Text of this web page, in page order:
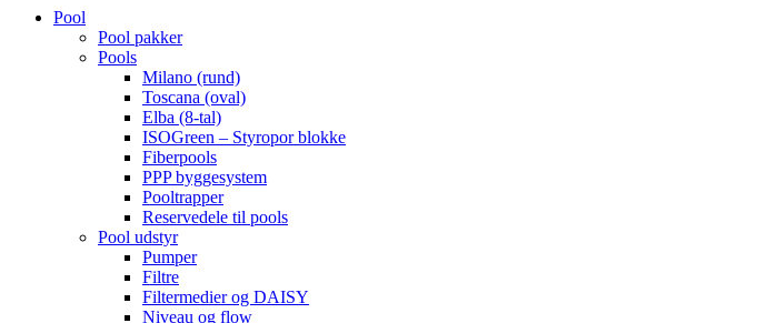
Pool
Pool pakker
Pools
Milano (rund)
Toscana (oval)
Elba (8-tal)
ISOGreen – Styropor blokke
Fiberpools
PPP byggesystem
Pooltrapper
Reservedele til pools
Pool udstyr
Pumper
Filtre
Filtermedier og DAISY
Niveau og flow